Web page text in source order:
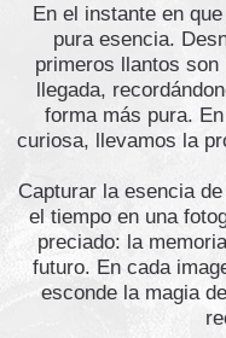
En el instante en
pura esencia.
primeros llantos
llegada,
forma más pura.
curiosa, llevamos la
Capturar la esencia
el tiempo en una
preciado: la
futuro. En cada
esconde la magia